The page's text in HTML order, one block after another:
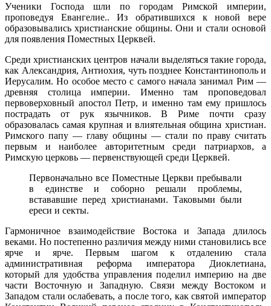
Ученики Господа шли по городам Римской империи,
проповедуя Евангелие.. Из обратившихся к новой вере
образовывались христианские общины. Они и стали основой
для появления Поместных Церквей.
Среди христианских центров начали выделяться такие города,
как Александрия, Антиохия, чуть позднее Константинополь и
Иерусалим. Но особое место с самого начала занимал Рим —
древняя столица империи. Именно там проповедовал
первоверховный апостол Петр, и именно там ему пришлось
пострадать от рук язычников. В Риме почти сразу
образовалась самая крупная и влиятельная община христиан.
Римского папу — главу общины — стали по праву считать
первым и наиболее авторитетным среди патриархов, а
Римскую церковь — первенствующей среди Церквей.
Первоначально все Поместные Церкви пребывали
в единстве и соборно решали проблемы,
встававшие перед христианами. Таковыми были
ереси и секты.
Гармоничное взаимодействие Востока и Запада длилось
веками. Но постепенно различия между ними становились все
ярче и ярче. Первым шагом к отдалению стала
административная реформа императора Диоклетиана,
который для удобства управления поделил империю на две
части Восточную и Западную. Связи между Востоком и
Западом стали ослабевать, а после того, как святой император